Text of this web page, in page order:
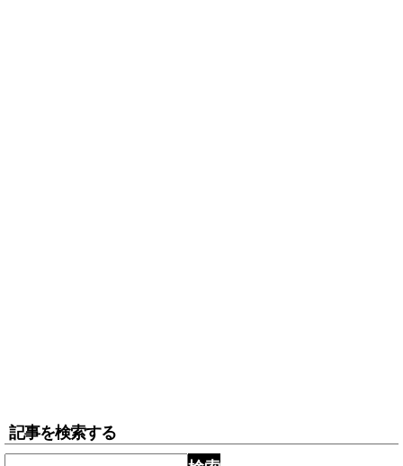
記事を検索する